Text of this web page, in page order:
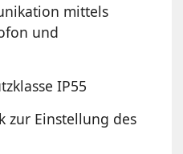
mittels
und
IP55
zur Einstellung des